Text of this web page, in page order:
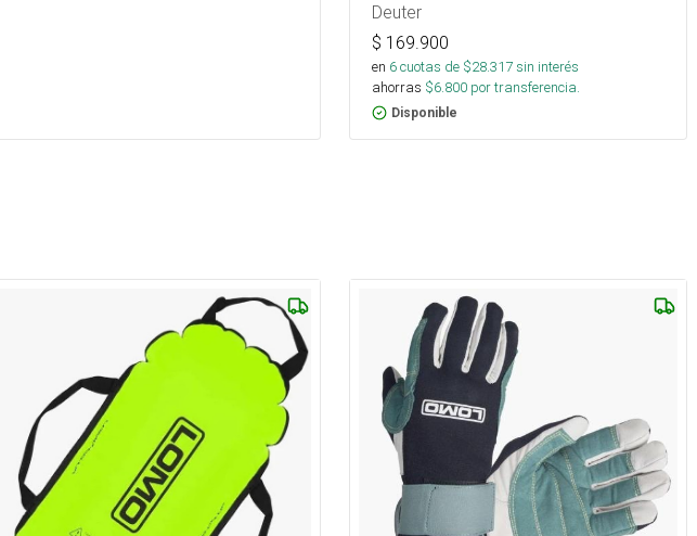
Deuter
$ 169.900
en 6cuotas de $28.317sin interés
ahorras $6.800 por transferencia.
Disponible